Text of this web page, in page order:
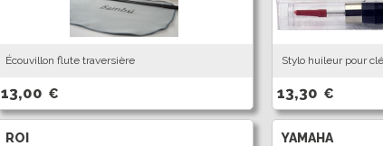
Écouvillon flute traversière
13,00 €
Stylo huileur pour
13,30 €
ROI
YAMAHA